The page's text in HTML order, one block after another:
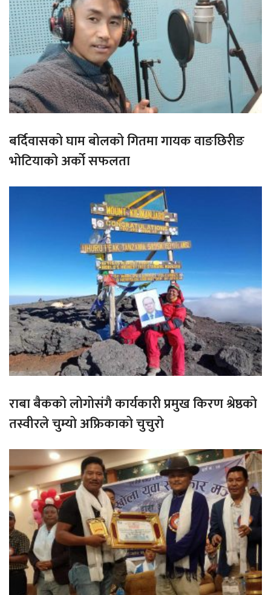
बर्दिवासको घाम बोलको गितमा गायक वाङछिरीङ
भोटियाको अर्को सफलता
राबा बैकको लोगोसंगै कार्यकारी प्रमुख किरण श्रेष्ठको
तस्वीरले चुम्यो अफ्रिकाको चुचुरो